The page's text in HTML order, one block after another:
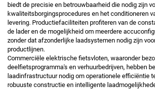
biedt de precisie en betrouwbaarheid die nodig zijn
kwaliteitsborgingsprocedures en het conditioneren
levering. Productiefaciliteiten profiteren van de
de lader en de mogelijkheid om meerdere
zonder dat afzonderlijke laadsystemen nodig zijn
productlijnen.
Commerciële elektrische fietsvloten, waaronder
deelfietsprogramma's en verhuurbedrijven, hebben
laadinfrastructuur nodig om operationele efficiëntie
robuuste constructie en intelligente